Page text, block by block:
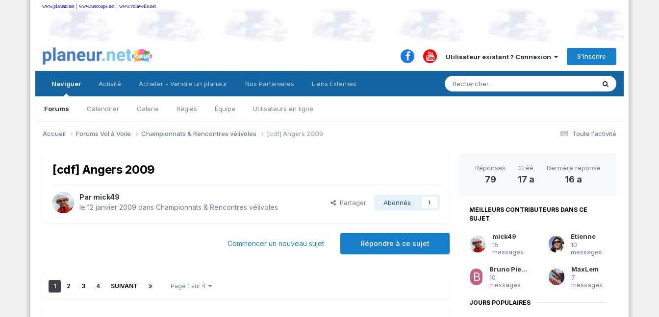
www.planeur.net | www.netcoupe.net | www.volavoile.net
Utilisateur existant ? Connexion S’inscrire
Naviguer
Forums Calendrier Galerie Règles Équipe Utilisateurs en ligne
Activité Acheter - Vendre un planeur Nos Partenaires Liens Externes
Toute l’activité
Accueil Forums Vol à Voile Championnats & Rencontres vélivoles [cdf] Angers 2009
[cdf] Angers 2009
Par mick49
le 12 janvier 2009 dans Championnats & Rencontres vélivoles
Partager Abonnés 1
Répondre à ce sujet
Commencer un nouveau sujet
1 2 3 4 SUIVANT Page 1 sur 4
Réponses
79
Créé
17 a
Dernière réponse
16 a
MEILLEURS CONTRIBUTEURS DANS CE
SUJET
mick49
15
messages
Etienne
10
messages
Bruno Pieraerts
10
messages
MaxLem
7
messages
JOURS POPULAIRES